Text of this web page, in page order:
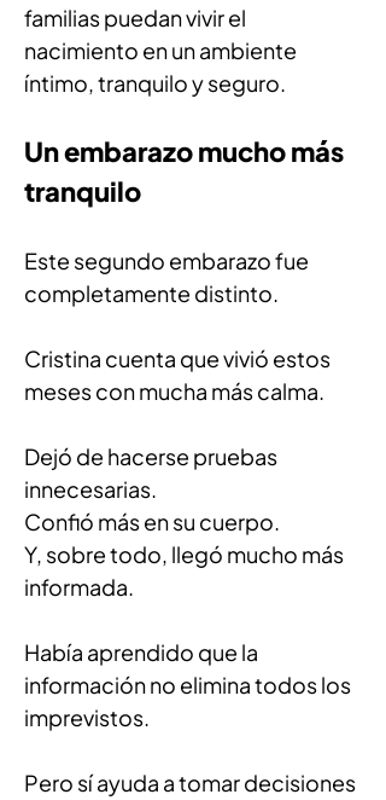
familias puedan vivir el
nacimiento en un ambiente
íntimo, tranquilo y seguro.
Un embarazo mucho más
tranquilo
Este segundo embarazo fue
completamente distinto.
Cristina cuenta que vivió estos
meses con mucha más calma.
Dejó de hacerse pruebas
innecesarias.
Confió más en su cuerpo.
Y, sobre todo, llegó mucho más
informada.
Había aprendido que la
información no elimina todos los
imprevistos.
Pero sí ayuda a tomar decisiones